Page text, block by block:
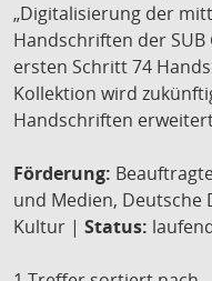
„Digitalisierung der
Handschriften der
ersten Schritt 74
Kollektion wird
Handschriften
Förderung:
und Medien, Deutsche
Kultur | Status: